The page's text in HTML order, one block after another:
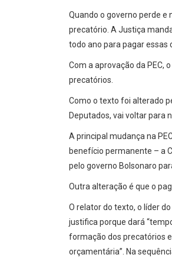
Quando o governo perde e
precatório. A Justiça
todo ano para pagar essas
Com a aprovação da PEC,
precatórios.
Como o texto foi alterado
Deputados, vai voltar para
A principal mudança na
benefício permanente – a
pelo governo Bolsonaro
Outra alteração é que o
O relator do texto, o líder
justifica porque dará
formação dos precatórios
orçamentária”. Na